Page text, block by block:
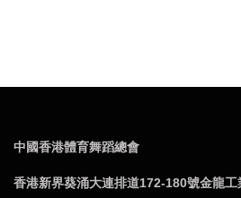
中國香港體育舞蹈總會
香港新界葵涌大連排道172-180號金龍